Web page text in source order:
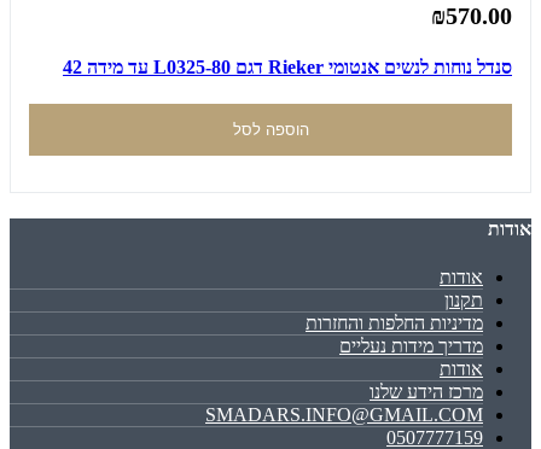
₪570.00
סנדל נוחות לנשים אנטומי Rieker דגם L0325-80 עד מידה 42
הוספה לסל
אודות
אודות
תקנון
מדיניות החלפות והחזרות
מדריך מידות נעליים
אודות
מרכז הידע שלנו
SMADARS.INFO@GMAIL.COM
0507777159